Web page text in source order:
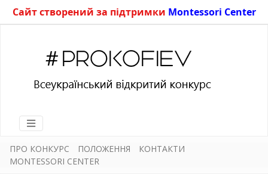
Сайт створений за підтримки Montessori Center
ПРО КОНКУРС ПОЛОЖЕННЯ
КОНТАКТИ
MONTESSORI CENTER